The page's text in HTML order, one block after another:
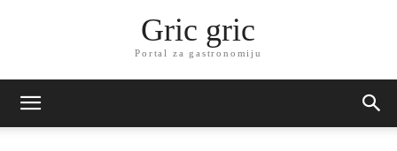
Gric gric
Portal za gastronomiju